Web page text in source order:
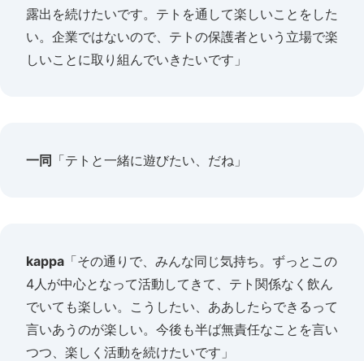
露出を続けたいです。テトを通して楽しいことをした
い。企業ではないので、テトの保護者という立場で楽
しいことに取り組んでいきたいです」
一同 「テトと一緒に遊びたい、だね」
kappa 「その通りで、みんな同じ気持ち。ずっとこの
4人が中心となって活動してきて、テト関係なく飲ん
でいても楽しい。こうしたい、ああしたらできるって
言いあうのが楽しい。今後も半ば無責任なことを言い
つつ、楽しく活動を続けたいです」